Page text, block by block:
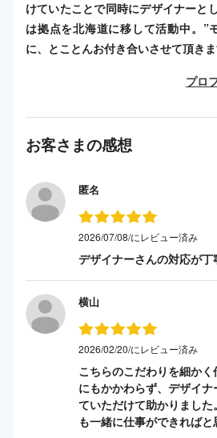
けていたことで同時にデザイナーと
は拠点を北海道に移して活動中。”
に、とことんお付き合いさせて頂きま
プロ
お客さまの感想
匿名
2026/07/08/にレビュー済み
デザイナーさんの対応が丁
横山
2026/02/20/にレビュー済み
こちらのこだわりを細か
にもかかわらず、デザイ
ていただけて助かりまし
も一緒に仕事ができればと